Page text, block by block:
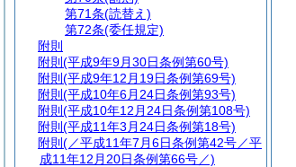
第71条(読替え)
第72条(委任規定)
附則
附則 (平成9年9月30日条例第60号)
附則 (平成9年12月19日条例第69号)
附則 (平成10年6月24日条例第93号)
附則 (平成10年12月24日条例第108号)
附則 (平成11年3月24日条例第18号)
附則 (／平成11年7月6日条例第42号／平
成11年12月20日条例第66号／)